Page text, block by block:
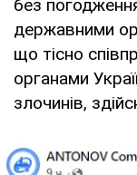
без
державними
що тісно
органами
злочинів,